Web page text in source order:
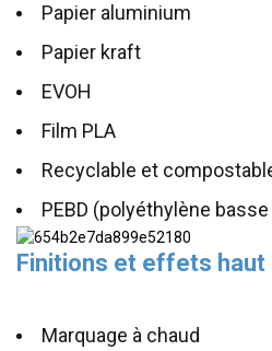
Papier aluminium
Papier kraft
EVOH
Film PLA
Recyclable et
PEBD (polyéthylène
Finitions et effets haut
Marquage à chaud